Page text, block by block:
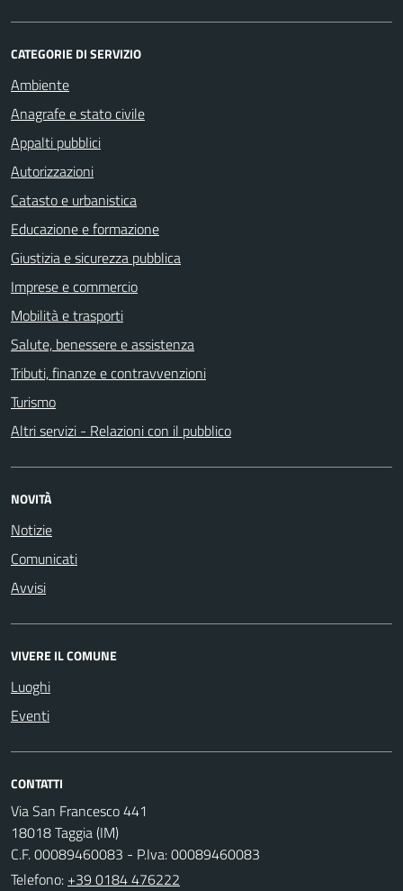
CATEGORIE DI SERVIZIO
Ambiente
Anagrafe e stato civile
Appalti pubblici
Autorizzazioni
Catasto e urbanistica
Educazione e formazione
Giustizia e sicurezza pubblica
Imprese e commercio
Mobilità e trasporti
Salute, benessere e assistenza
Tributi, finanze e contravvenzioni
Turismo
Altri servizi - Relazioni con il pubblico
NOVITÀ
Notizie
Comunicati
Avvisi
VIVERE IL COMUNE
Luoghi
Eventi
CONTATTI
Via San Francesco 441
18018 Taggia (IM)
C.F. 00089460083 - P.Iva: 00089460083
Telefono: +39 0184 476222